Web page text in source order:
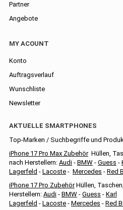
Partner
Angebote
MY ACOUNT
Konto
Auftragsverlauf
Wunschliste
Newsletter
AKTUELLE SMARTPHONES
Top-Marken / Suchbegriffe und
iPhone 17 Pro Max ZubehörHüllen,
nach Herstellern: Audi - BMW - Guess -
Lagerfeld - Lacoste - Mercedes - Red
iPhone 17 Pro ZubehörHüllen,
Herstellern: Audi - BMW - Guess - Karl
Lagerfeld - Lacoste - Mercedes - Red